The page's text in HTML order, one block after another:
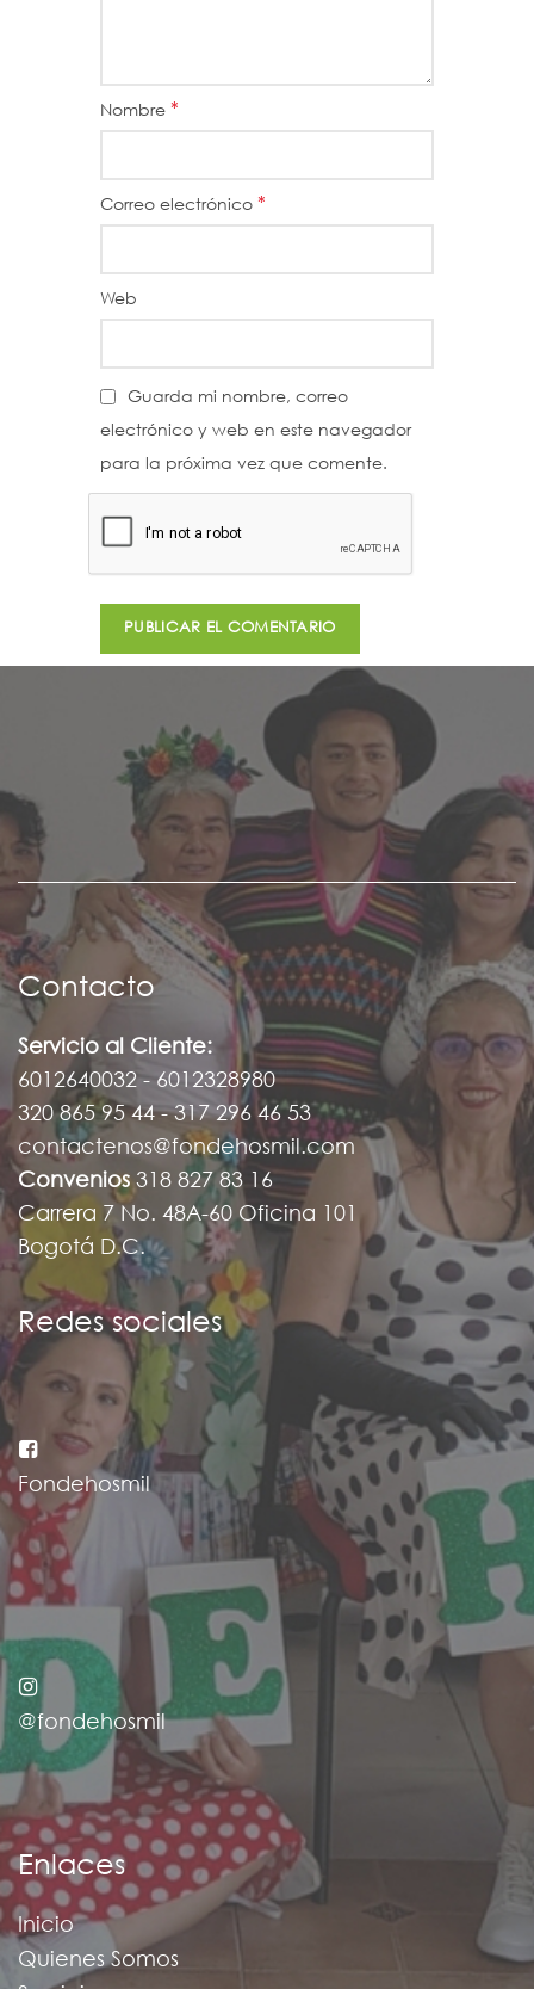
Nombre *
Correo electrónico *
Web
Guarda mi nombre, correo
electrónico y web en este navegador
para la próxima vez que comente.
Contacto
Servicio al Cliente:
6012640032 - 6012328980
320 865 95 44 - 317 296 46 53
contactenos@fondehosmil.com
Convenios 318 827 83 16
Carrera 7 No. 48A-60 Oficina 101
Bogotá D.C.
Redes sociales
Fondehosmil
@fondehosmil
Enlaces
Inicio
Quienes Somos